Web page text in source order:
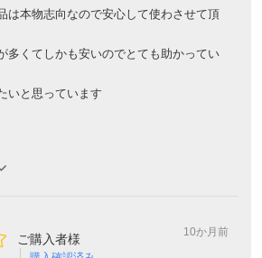
は本物志向なので安心して使わさせて頂
多くてしかも安いのでとても助かってい
いと思っています
ご購入者様 10か月前